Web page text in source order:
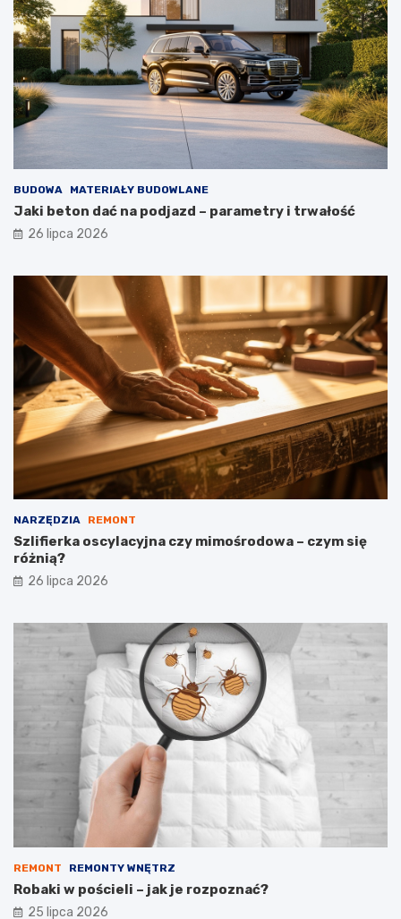
BUDOWA MATERIAŁY BUDOWLANE
Jaki beton dać na podjazd – parametry i trwałość
26 lipca 2026
NARZĘDZIA REMONT
Szlifierka oscylacyjna czy mimośrodowa – czym się
różnią?
26 lipca 2026
REMONT REMONTY WNĘTRZ
Robaki w pościeli – jak je rozpoznać?
25 lipca 2026